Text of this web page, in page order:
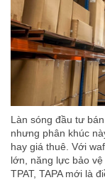
Làn sóng đầu tư
nhưng phân khúc
hay giá thuê. Với
lớn, năng lực bảo
TPAT, TAPA mới là